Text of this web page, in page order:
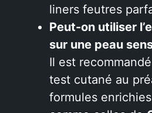
liners feutres
Peut-on utiliser
sur une peau
Il est
test cutané au
formules